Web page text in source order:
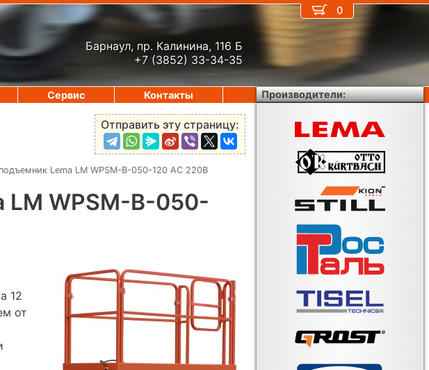
Барнаул, пр. Калинина, 116 Б
+7 (3852) 33-34-35
Отправить эту страницу:
Lema LM WPSM-B-050-120 AC 220В
WPSM-B-050-
12
от
0
Сервис Контакты Производители: